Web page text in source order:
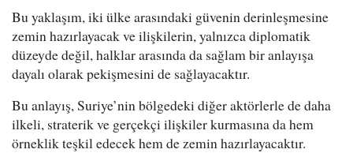
Bu yaklaşım, iki ülke arasındaki güvenin derinleşmesine
zemin hazırlayacak ve ilişkilerin, yalnızca diplomatik
düzeyde değil, halklar arasında da sağlam bir anlayışa
dayalı olarak pekişmesini de sağlayacaktır.
Bu anlayış, Suriye’nin bölgedeki diğer aktörlerle de daha
ilkeli, straterik ve gerçekçi ilişkiler kurmasına da hem
örneklik teşkil edecek hem de zemin hazırlayacaktır.